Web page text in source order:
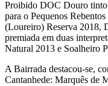
Proibido DOC Douro tinto
para o Pequenos
(Loureiro) Reserva 2018,
premiada em duas
Natural 2013 e Soalheiro
A Bairrada destacou-se,
Cantanhede: Marquês de